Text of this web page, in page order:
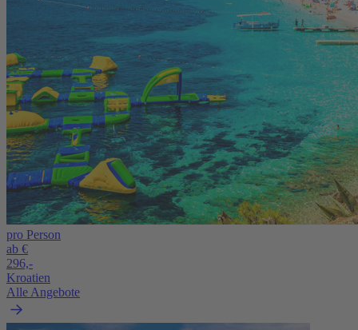
pro Person
ab €
296,-
Kroatien
Alle Angebote